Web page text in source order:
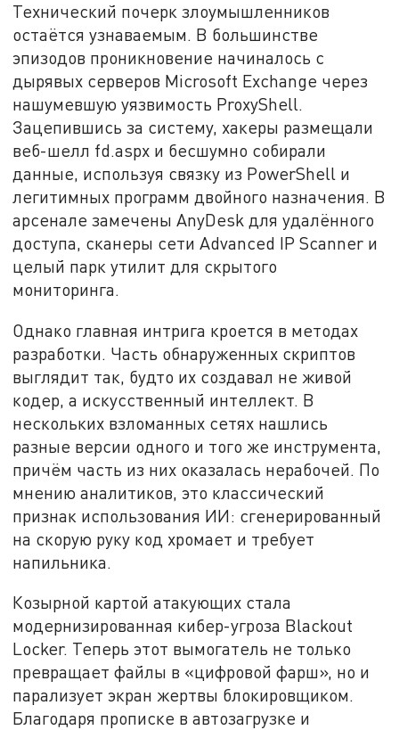
Технический почерк злоумышленников
остаётся узнаваемым. В большинстве
эпизодов проникновение начиналось с
дырявых серверов Microsoft Exchange через
нашумевшую уязвимость ProxyShell.
Зацепившись за систему, хакеры размещали
веб-шелл fd.aspx и бесшумно собирали
данные, используя связку из PowerShell и
легитимных программ двойного назначения. В
арсенале замечены AnyDesk для удалённого
доступа, сканеры сети Advanced IP Scanner и
целый парк утилит для скрытого
мониторинга.
Однако главная интрига кроется в методах
разработки. Часть обнаруженных скриптов
выглядит так, будто их создавал не живой
кодер, а искусственный интеллект. В
нескольких взломанных сетях нашлись
разные версии одного и того же инструмента,
причём часть из них оказалась нерабочей. По
мнению аналитиков, это классический
признак использования ИИ: сгенерированный
на скорую руку код хромает и требует
напильника.
Козырной картой атакующих стала
модернизированная кибер-угроза Blackout
Locker. Теперь этот вымогатель не только
превращает файлы в «цифровой фарш», но и
парализует экран жертвы блокировщиком.
Благодаря прописке в автозагрузке и